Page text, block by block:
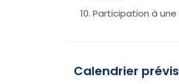
Participation à
Calendrier